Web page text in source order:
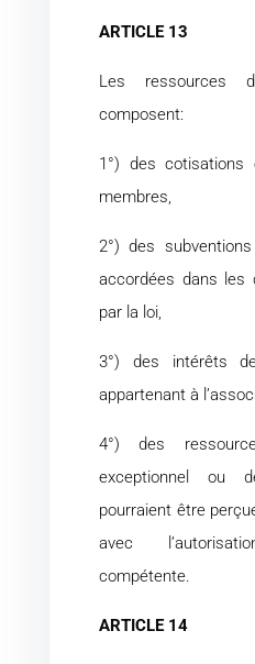
ARTICLE 13
Les ressources
composent:
1°) des cotisations
membres,
2°) des
accordées dans les
par la loi,
3°) des intérêts
appartenant à
4°) des
exceptionnel ou
pourraient être
avec
compétente.
ARTICLE 14